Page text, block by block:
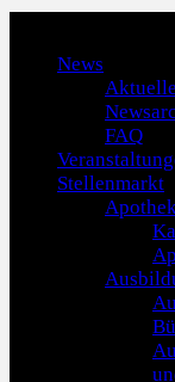
News
FAQ
Stellenmarkt